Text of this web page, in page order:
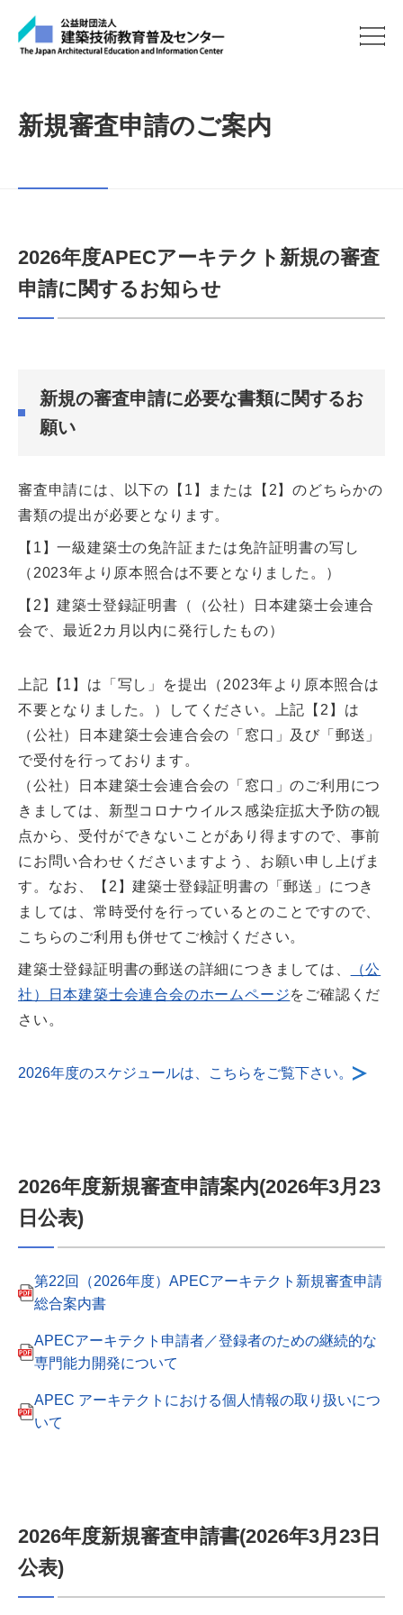
新規審査申請のご案内
2026年度APECアーキテクト新規の審査
申請に関するお知らせ
新規の審査申請に必要な書類に関するお
願い
審査申請には、以下の【1】または【2】のどちらかの
書類の提出が必要となります。
【1】一級建築士の免許証または免許証明書の写し
（2023年より原本照合は不要となりました。）
【2】建築士登録証明書（（公社）日本建築士会連合
会で、最近2カ月以内に発行したもの）
上記【1】は「写し」を提出（2023年より原本照合は
不要となりました。）してください。上記【2】は
（公社）日本建築士会連合会の「窓口」及び「郵送」
で受付を行っております。
（公社）日本建築士会連合会の「窓口」のご利用につ
きましては、新型コロナウイルス感染症拡大予防の観
点から、受付ができないことがあり得ますので、事前
にお問い合わせくださいますよう、お願い申し上げま
す。なお、【2】建築士登録証明書の「郵送」につき
ましては、常時受付を行っているとのことですので、
こちらのご利用も併せてご検討ください。
建築士登録証明書の郵送の詳細につきましては、
（公
社）日本建築士会連合会のホームページをご確認くだ
さい。
2026年度のスケジュールは、こちらをご覧下さい。
2026年度新規審査申請案内(2026年3月23
日公表)
第22回（2026年度）APECアーキテクト新規審査申請
総合案内書
APECアーキテクト申請者／登録者のための継続的な
専門能力開発について
APEC アーキテクトにおける個人情報の取り扱いにつ
いて
2026年度新規審査申請書(2026年3月23日
公表)